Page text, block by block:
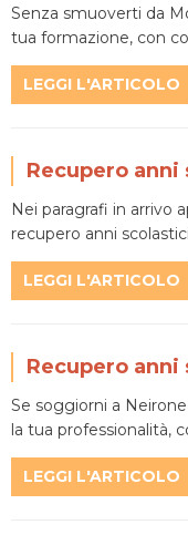
Senza smuoverti da
tua formazione, con
LEGGI L'ARTICOLO
Recupero
Nei paragrafi in arrivo
recupero anni
LEGGI L'ARTICOLO
Recupero anni
Se soggiorni a
la tua professionalità,
LEGGI L'ARTICOLO